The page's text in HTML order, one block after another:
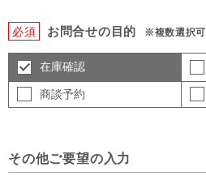
必須 お問合せの目的 ※複数選択可
在庫確認
商談予約
その他ご要望の入力